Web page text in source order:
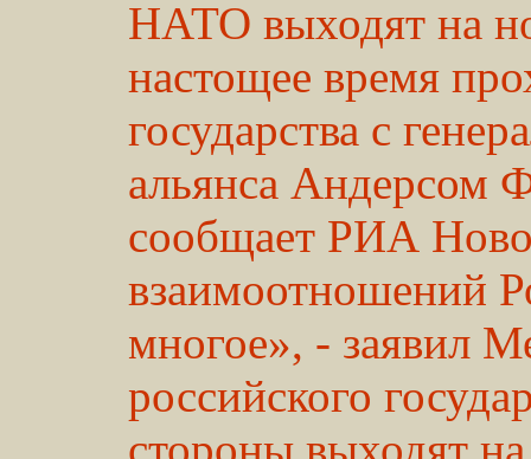
НАТО выходят на
настощее время
государства с
альянса Андерсом
сообщает РИА
взаимоотношений
многое», - заявил
российского